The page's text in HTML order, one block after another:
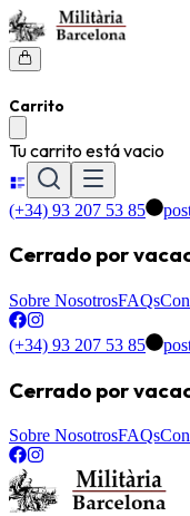
Carrito
Tu carrito está vacio
(+34) 93 207 53 85
Cerrado por
Sobre NosotrosFAQs
(+34) 93 207 53 85
Cerrado por
Sobre NosotrosFAQs